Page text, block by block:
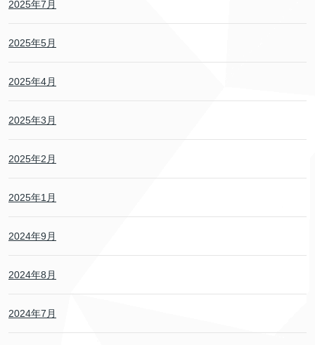
2025年7月
2025年5月
2025年4月
2025年3月
2025年2月
2025年1月
2024年9月
2024年8月
2024年7月